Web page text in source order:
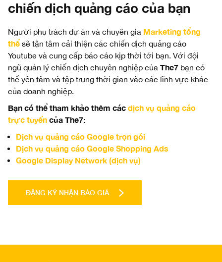
chiến dịch quảng cáo của bạn
Người phụ trách dự án và chuyên gia Marketing tổng
thể sẽ tận tâm cải thiện các chiến dịch quảng cáo
Youtube và cung cấp báo cáo kịp thời tới bạn. Với đội
ngũ quản lý chiến dịch chuyên nghiệp của The7 bạn có
thể yên tâm và tập trung thời gian vào các lĩnh vực khác
của doanh nghiệp.
Bạn có thể tham khảo thêm các dịch vụ quảng cáo
trực tuyến của The7:
Dịch vụ quảng cáo Google trọn gói
Dịch vụ quảng cáo Google Shopping Ads
Google Display Network (dịch vụ)
ĐĂNG KÝ NHẬN BÁO GIÁ